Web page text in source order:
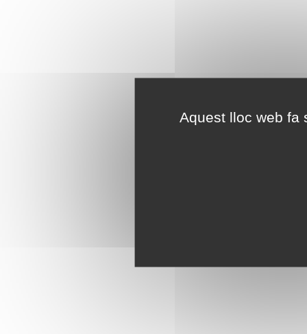
Aquest lloc web fa